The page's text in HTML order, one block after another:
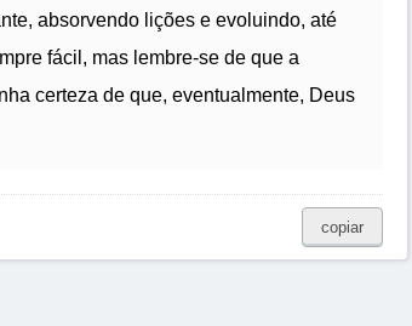
absorvendo lições e evoluindo, até
fácil, mas lembre-se de que a
certeza de que, eventualmente, Deus
copiar